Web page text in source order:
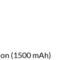
(1500 mAh)